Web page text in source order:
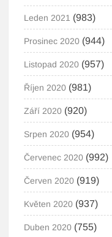
Leden 2021 (983)
Prosinec 2020 (944)
Listopad 2020 (957)
Říjen 2020 (981)
Září 2020 (920)
Srpen 2020 (954)
Červenec 2020 (992)
Červen 2020 (919)
Květen 2020 (937)
Duben 2020 (755)